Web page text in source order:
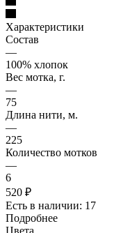
Характеристики
Состав
—
100% хлопок
Вес мотка, г.
—
75
Длина нити, м.
—
225
Количество мотков
—
6
520 ₽
Есть в наличии: 17
Подробнее
Цвета